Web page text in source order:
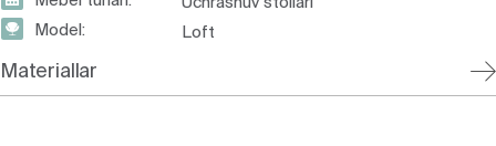
Model:
Loft
Materiallar